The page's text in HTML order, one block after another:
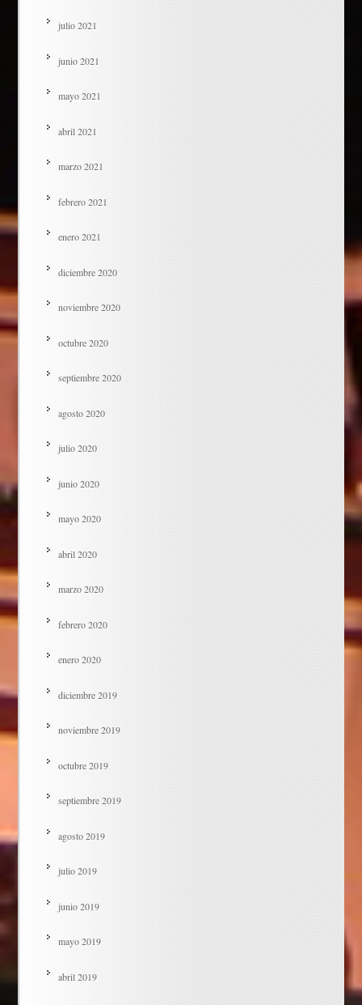
julio 2021
junio 2021
mayo 2021
abril 2021
marzo 2021
febrero 2021
enero 2021
diciembre 2020
noviembre 2020
octubre 2020
septiembre 2020
agosto 2020
julio 2020
junio 2020
mayo 2020
abril 2020
marzo 2020
febrero 2020
enero 2020
diciembre 2019
noviembre 2019
octubre 2019
septiembre 2019
agosto 2019
julio 2019
junio 2019
mayo 2019
abril 2019